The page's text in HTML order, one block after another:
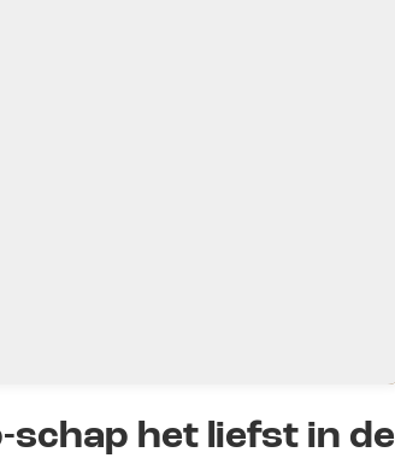
het liefst in de